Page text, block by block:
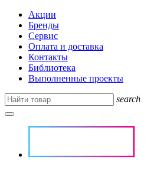
Акции
Бренды
Сервис
Оплата и доставка
Контакты
Библиотека
Выполненные проекты
search